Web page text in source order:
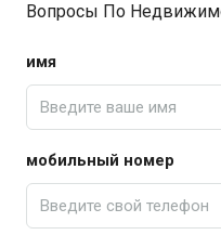
Вопросы По
имя
мобильный номер